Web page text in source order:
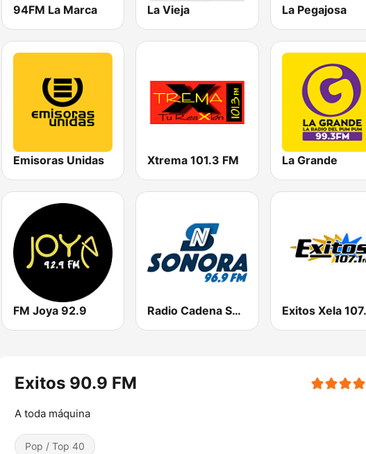
94FM La Marca La Vieja La Pegajosa
Emisoras Unidas Xtrema 101.3 FM La Grande
FM Joya 92.9 Radio Cadena Sonora
Exitos 90.9 FM
A toda máquina
Pop / Top 40